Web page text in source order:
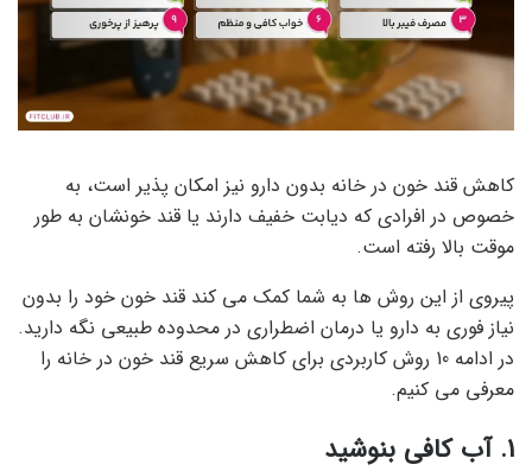
کاهش قند خون در خانه بدون دارو نیز امکان پذیر است، به
خصوص در افرادی که دیابت خفیف دارند یا قند خونشان به طور
موقت بالا رفته است.
پیروی از این روش ها به شما کمک می کند قند خون خود را بدون
نیاز فوری به دارو یا درمان اضطراری در محدوده طبیعی نگه دارید.
در ادامه 10 روش کاربردی برای کاهش سریع قند خون در خانه را
معرفی می کنیم.
1. آب کافی بنوشید